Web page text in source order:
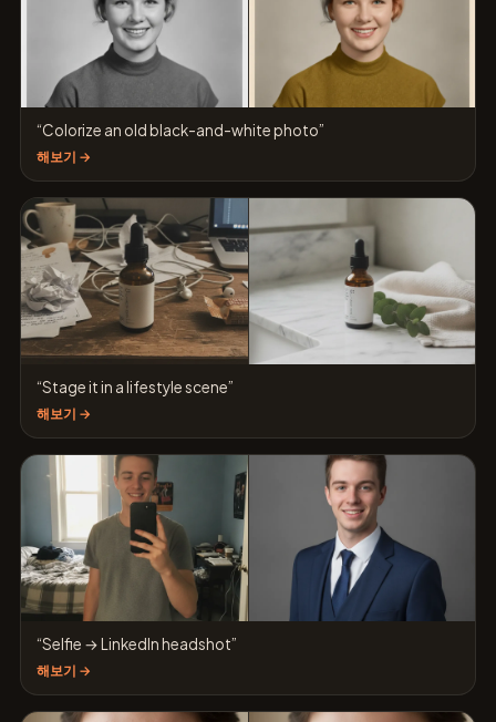
“Colorize an old black-and-white photo”
해보기 →
“Stage it in a lifestyle scene”
해보기 →
“Selfie → LinkedIn headshot”
해보기 →